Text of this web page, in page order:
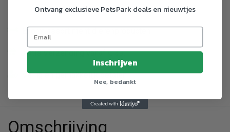
Enorm assortiment dierenproducten
Gratis Verzending vanaf € 39,-
Veilig en gemakkelijk betalen
Omschrijving
Ontvang exclusieve PetsPark deals en nieuwtjes
Inschrijven
Nee, bedankt